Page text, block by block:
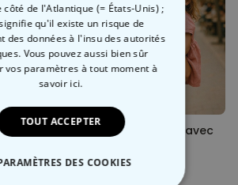
T-shirt personnalisé avec
29,99 €
côté de l'Atlantique (= États-Unis) ;
qu'il existe un risque de
des données à l'insu des autorités
Vous pouvez aussi bien sûr
vos paramètres à tout momentà
savoir ici.
TOUT ACCEPTER
DES COOKIES